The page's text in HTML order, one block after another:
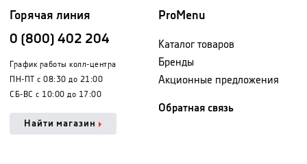
Горячая линия
0 (800) 402 204
График работы колл-центра
ПН-ПТ с 08:30 до 21:00
СБ-ВС с 10:00 до 17:00
Найти магазин
ProMenu
Каталог товаров
Бренды
Акционные предложения
Обратная связь